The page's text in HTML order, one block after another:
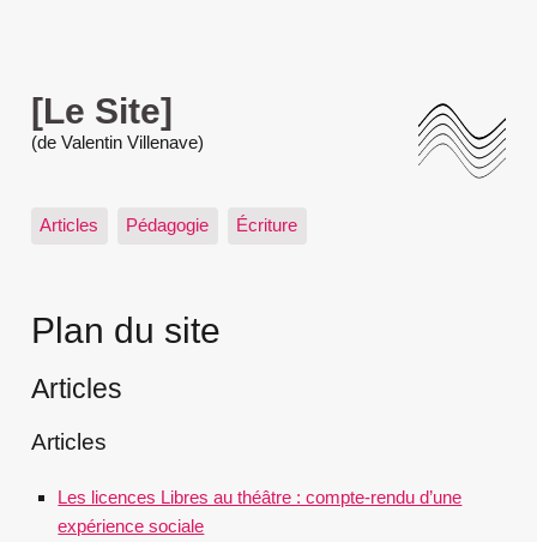
[Le Site]
(de Valentin Villenave)
Articles Pédagogie Écriture
Plan du site
Articles
Articles
Les licences Libres au théâtre : compte-rendu d’une
expérience sociale